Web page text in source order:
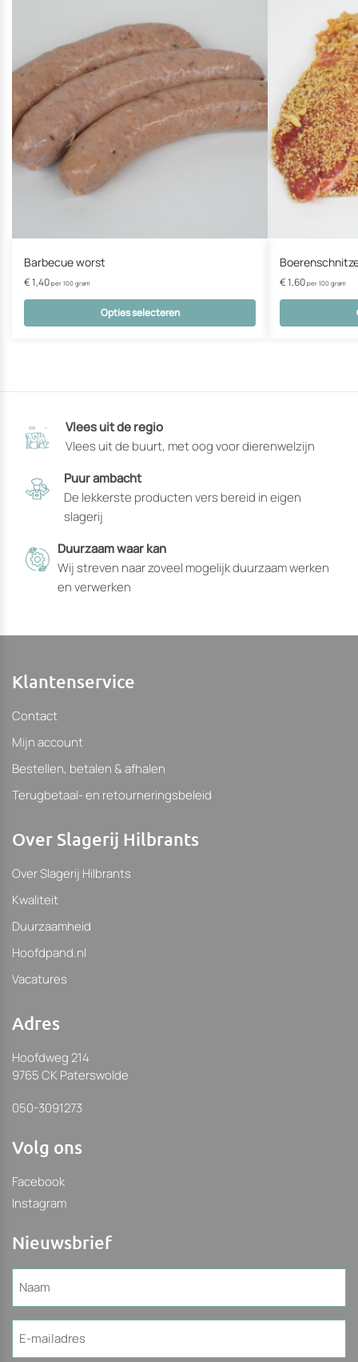
Barbecue worst
€1,40 per 100 gram
Opties selecteren
op
de
productpagina
gekozen
€1,60 per 100 gram
de
kunnen
Vlees uit de regio
Vlees uit de buurt, met oog voor dierenwelzijn
Puur ambacht
De lekkerste producten vers bereid in eigen
slagerij
Duurzaam waar kan
Wij streven naar zoveel mogelijk duurzaam werken
en verwerken
Klantenservice
Contact
Mijn account
Bestellen, betalen & afhalen
Terugbetaal- en retourneringsbeleid
Over Slagerij Hilbrants
Over Slagerij Hilbrants
Kwaliteit
Duurzaamheid
Hoofdpand.nl
Vacatures
Adres
Hoofdweg 214
9765 CK Paterswolde
050-3091273
Volg ons
Facebook
Instagram
Nieuwsbrief
mailadres